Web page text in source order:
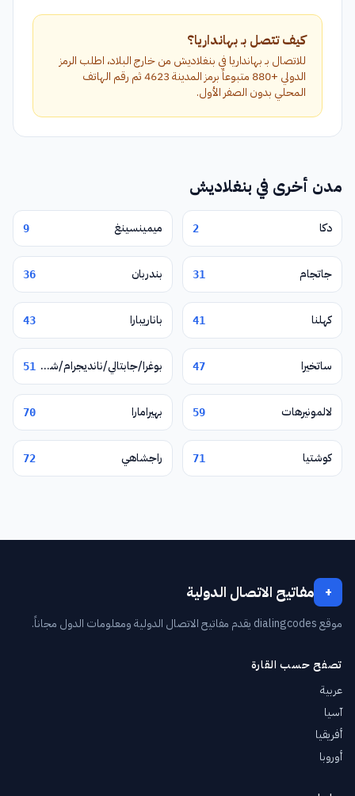
كيف تتصل بـ بهانداريا؟
للاتصال بـ بهانداريا في بنغلاديش من خارج البلاد، اطلب الرمز
الدولي +880 متبوعاً برمز المدينة 4623 ثم رقم الهاتف
المحلي بدون الصفر الأول.
مدن أخرى في بنغلاديش
دكا 2 ميمينسينغ 9
جاتجام 31 بندربان 36
كهلنا 41 باناريبارا 43
ساتخيرا 47 بوغرا/جابتالي/نانديجرام/شيربور 51
لالمونيرهات 59 بهيرامارا 70
كوشتيا 71 راجشاهي 72
+ مفاتيح الاتصال الدولية
موقع dialingcodes يقدم مفاتيح الاتصال الدولية ومعلومات الدول مجاناً.
تصفح حسب القارة
عربية
آسيا
أفريقيا
أوروبا